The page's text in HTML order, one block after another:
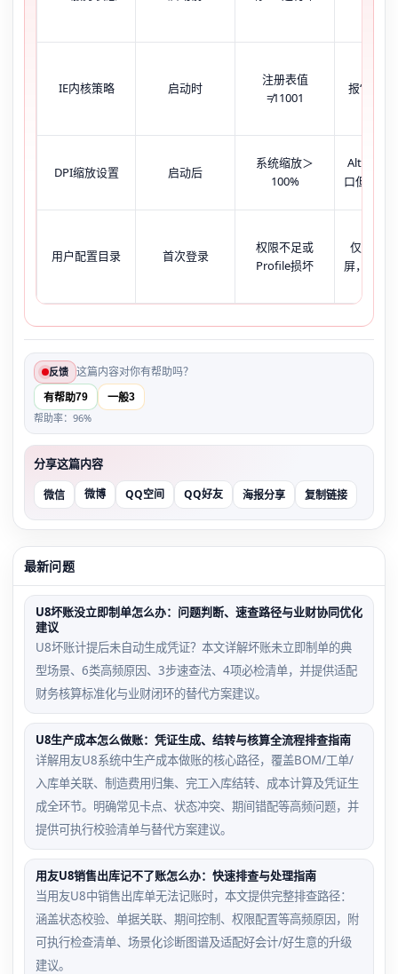
IE内核策略 启动时
注册表值
≠11001
报‘ufida
DPI缩放设置 启动后
系统缩放＞
100%
Alt+Tab
口但内容
用户配置目录 首次登录
权限不足或
Profile损坏
仅普通
屏，管理
反馈 这篇内容对你有帮助吗？
有帮助79 一般3
帮助率：96%
分享这篇内容
微信 微博 QQ空间 QQ好友 海报分享 复制链接
最新问题
U8坏账没立即制单怎么办：问题判断、速查路径与业财协同优化
建议
U8坏账计提后未自动生成凭证？本文详解坏账未立即制单的典
型场景、6类高频原因、3步速查法、4项必检清单，并提供适配
财务核算标准化与业财闭环的替代方案建议。
U8生产成本怎么做账：凭证生成、结转与核算全流程排查指南
详解用友U8系统中生产成本做账的核心路径，覆盖BOM/工单/
入库单关联、制造费用归集、完工入库结转、成本计算及凭证生
成全环节。明确常见卡点、状态冲突、期间错配等高频问题，并
提供可执行校验清单与替代方案建议。
用友U8销售出库记不了账怎么办：快速排查与处理指南
当用友U8中销售出库单无法记账时，本文提供完整排查路径：
涵盖状态校验、单据关联、期间控制、权限配置等高频原因，附
可执行检查清单、场景化诊断图谱及适配好会计/好生意的升级
建议。